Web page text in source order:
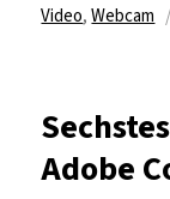
Video,Webcam
Adobe